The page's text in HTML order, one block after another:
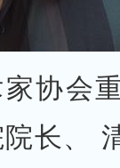
协会
长、